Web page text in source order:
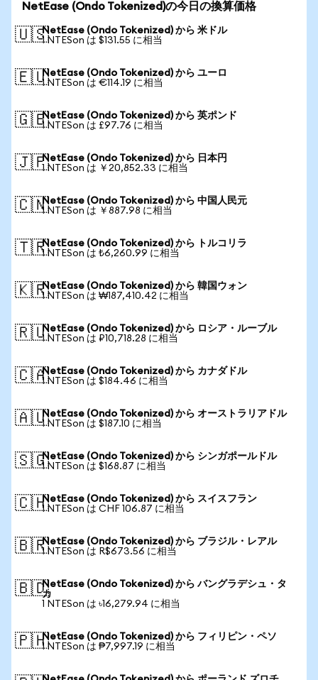
NetEase (Ondo Tokenized)の今日の換算価格
🇺🇸NetEase (Ondo Tokenized) から 米ドル
1 NTESon は $131.55 に相当
🇪🇺NetEase (Ondo Tokenized) から ユーロ
1 NTESon は €114.19 に相当
🇬🇧NetEase (Ondo Tokenized) から 英ポンド
1 NTESon は £97.76 に相当
🇯🇵NetEase (Ondo Tokenized) から 日本円
1 NTESon は ￥20,852.33 に相当
🇨🇳NetEase (Ondo Tokenized) から 中国人民元
1 NTESon は ￥887.98 に相当
🇹🇷NetEase (Ondo Tokenized) から トルコリラ
1 NTESon は ₺6,260.99 に相当
🇰🇷NetEase (Ondo Tokenized) から 韓国ウォン
1 NTESon は ₩187,410.42 に相当
🇷🇺NetEase (Ondo Tokenized) から ロシア・ルーブル
1 NTESon は ₽10,718.28 に相当
🇨🇦NetEase (Ondo Tokenized) から カナダドル
1 NTESon は $184.46 に相当
🇦🇺NetEase (Ondo Tokenized) から オーストラリアドル
1 NTESon は $187.10 に相当
🇸🇬NetEase (Ondo Tokenized) から シンガポールドル
1 NTESon は $168.87 に相当
🇨🇭NetEase (Ondo Tokenized) から スイスフラン
1 NTESon は CHF 106.87 に相当
🇧🇷NetEase (Ondo Tokenized) から ブラジル・レアル
1 NTESon は R$673.56 に相当
🇧🇩NetEase (Ondo Tokenized) から バングラデシュ・タ
カ
1 NTESon は ৳16,279.94 に相当
🇵🇭NetEase (Ondo Tokenized) から フィリピン・ペソ
1 NTESon は ₱7,997.19 に相当